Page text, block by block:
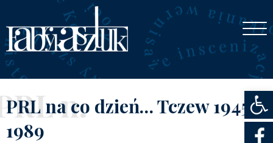
n.
PRL na co dzień… Tczew 1945-
1989